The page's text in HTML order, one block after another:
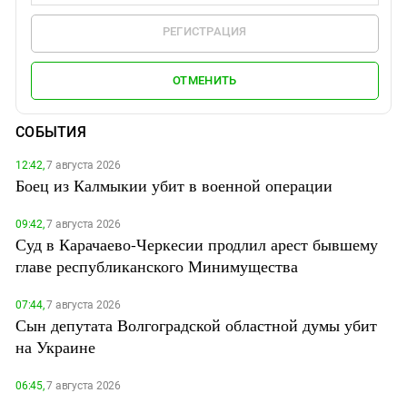
РЕГИСТРАЦИЯ
ОТМЕНИТЬ
СОБЫТИЯ
12:42,7 августа 2026
Боец из Калмыкии убит в военной операции
09:42,7 августа 2026
Суд в Карачаево-Черкесии продлил арест бывшему
главе республиканского Минимущества
07:44,7 августа 2026
Сын депутата Волгоградской областной думы убит
на Украине
06:45,7 августа 2026